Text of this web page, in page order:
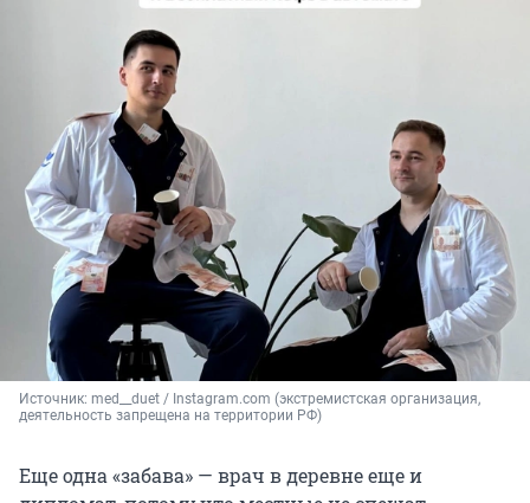
Источник: med__duet / Instagram.com (экстремистская организация,
деятельность запрещена на территории РФ)
Еще одна «забава» — врач в деревне еще и